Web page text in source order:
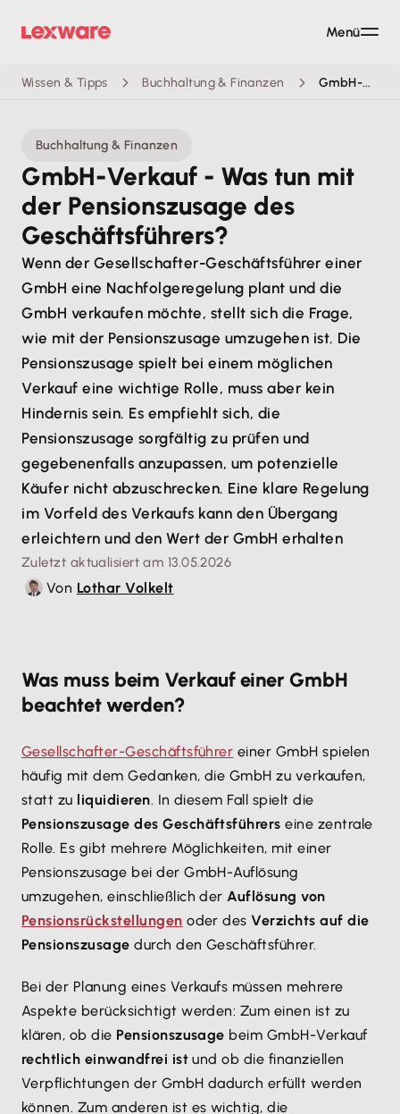
Wissen & Tipps Buchhaltung & Finanzen GmbH-Verkauf: Was tun mit der Pensionszusage?
Buchhaltung & Finanzen
GmbH-Verkauf - Was tun mit
der Pensionszusage des
Geschäftsführers?
Wenn der Gesellschafter-Geschäftsführer einer
GmbH eine Nachfolgeregelung plant und die
GmbH verkaufen möchte, stellt sich die Frage,
wie mit der Pensionszusage umzugehen ist. Die
Pensionszusage spielt bei einem möglichen
Verkauf eine wichtige Rolle, muss aber kein
Hindernis sein. Es empfiehlt sich, die
Pensionszusage sorgfältig zu prüfen und
gegebenenfalls anzupassen, um potenzielle
Käufer nicht abzuschrecken. Eine klare Regelung
im Vorfeld des Verkaufs kann den Übergang
erleichtern und den Wert der GmbH erhalten
Zuletzt aktualisiert am 13.05.2026
Von Lothar Volkelt
Was muss beim Verkauf einer GmbH
beachtet werden?
Gesellschafter-Geschäftsführer einer GmbH spielen
häufig mit dem Gedanken, die GmbH zu verkaufen,
statt zu liquidieren. In diesem Fall spielt die
Pensionszusage des Geschäftsführers eine zentrale
Rolle. Es gibt mehrere Möglichkeiten, mit einer
Pensionszusage bei der GmbH-Auflösung
umzugehen, einschließlich derAuflösung von
Pensionsrückstellungen oder des Verzichts auf die
Pensionszusage durch den Geschäftsführer.
Bei der Planung eines Verkaufs müssen mehrere
Aspekte berücksichtigt werden: Zum einen ist zu
klären, ob die Pensionszusage beim GmbH-Verkauf
rechtlich einwandfrei ist und ob die finanziellen
Verpflichtungen der GmbH dadurch erfüllt werden
können. Zum anderen ist es wichtig, die
Menü